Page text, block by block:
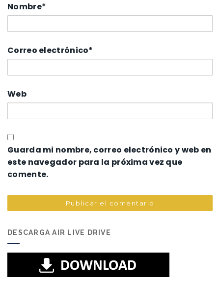
Nombre*
Correo electrónico*
Web
Guarda mi nombre, correo electrónico y web en
este navegador para la próxima vez que
comente.
DESCARGA AIR LIVE DRIVE